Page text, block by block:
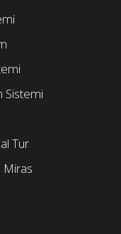
Sistemi
Tur
Miras